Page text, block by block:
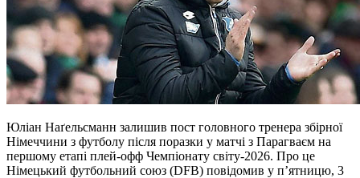
Юліан Наґельсманн залишив пост головного тренера збірної
Німеччини з футболу після поразки у матчі з Парагваєм на
першому етапі плей-офф Чемпіонату світу-2026. Про це
Німецький футбольний союз (DFB) повідомив у п’ятницю, 3